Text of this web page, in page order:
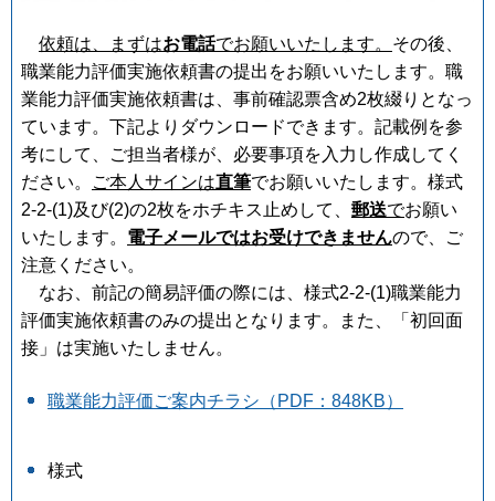
依頼は、まずはお電話でお願いいたします。 その後、
職業能力評価実施依頼書の提出をお願いいたします。職
業能力評価実施依頼書は、事前確認票含め2枚綴りとなっ
ています。下記よりダウンロードできます。記載例を参
考にして、ご担当者様が、必要事項を入力し作成してく
ださい。
ご本人サインは直筆でお願いいたします。様式
2-2-(1)及び(2)の2枚をホチキス止めして、 郵送でお願い
いたします。 電子メールではお受けできませんので、ご
注意ください。
なお、前記の簡易評価の際には、様式2-2-(1)職業能力
評価実施依頼書のみの提出となります。また、「初回面
接」は実施いたしません。
職業能力評価ご案内チラシ（PDF：848KB）
様式